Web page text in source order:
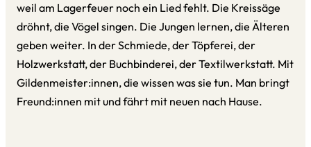
weil am Lagerfeuer noch ein Lied fehlt. Die Kreissäge
dröhnt, die Vögel singen. Die Jungen lernen, die Älteren
geben weiter. In der Schmiede, der Töpferei, der
Holzwerkstatt, der Buchbinderei, der Textilwerkstatt. Mit
Gildenmeister:innen, die wissen was sie tun. Man bringt
Freund:innen mit und fährt mit neuen nach Hause.